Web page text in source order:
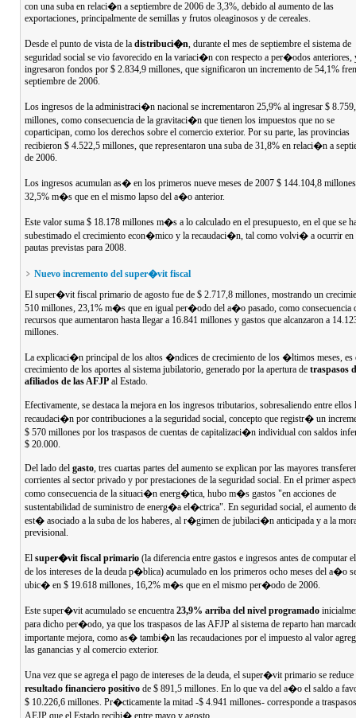
con una suba en relaci�n a septiembre de 2006 de 3,3%, debido al aumento de las
exportaciones, principalmente de semillas y frutos oleaginosos y de cereales.
Desde el punto de vista de la distribuci�n, durante el mes de septiembre el sistema de
seguridad social se vio favorecido en la variaci�n con respecto a per�odos anteriores,
ingresaron fondos por $ 2.834,9 millones, que significaron un incremento de 54,1%
septiembre de 2006.
Los ingresos de la administraci�n nacional se incrementaron 25,9% al ingresar $
millones, como consecuencia de la gravitaci�n que tienen los impuestos que no se
coparticipan, como los derechos sobre el comercio exterior. Por su parte, las provincias
recibieron $ 4.522,5 millones, que representaron una suba de 31,8% en relaci�n a
de 2006.
Los ingresos acumulan as� en los primeros nueve meses de 2007 $ 144.104,8
32,5% m�s que en el mismo lapso del a�o anterior.
Este valor suma $ 18.178 millones m�s a lo calculado en el presupuesto, en el que se
subestimado el crecimiento econ�mico y la recaudaci�n, tal como volvi� a ocurrir en
pautas previstas para 2008.
Nuevo incremento del super�vit fiscal
El super�vit fiscal primario de agosto fue de $ 2.717,8 millones, mostrando un
510 millones, 23,1% m�s que en igual per�odo del a�o pasado, como consecuencia
recursos que aumentaron hasta llegar a 16.841 millones y gastos que alcanzaron a
millones.
La explicaci�n principal de los altos �ndices de crecimiento de los �ltimos meses, es
crecimiento de los aportes al sistema jubilatorio, generado por la apertura de traspasos
afiliados de las AFJP al Estado.
Efectivamente, se destaca la mejora en los ingresos tributarios, sobresaliendo entre ellos
recaudaci�n por contribuciones a la seguridad social, concepto que registr� un
$ 570 millones por los traspasos de cuentas de capitalizaci�n individual con saldos
$ 20.000.
Del lado del gasto, tres cuartas partes del aumento se explican por las mayores
corrientes al sector privado y por prestaciones de la seguridad social. En el primer
como consecuencia de la situaci�n energ�tica, hubo m�s gastos "en acciones de
sustentabilidad de suministro de energ�a el�ctrica". En seguridad social, el aumento
est� asociado a la suba de los haberes, al r�gimen de jubilaci�n anticipada y a la
previsional.
El super�vit fiscal primario (la diferencia entre gastos e ingresos antes de computar
de los intereses de la deuda p�blica) acumulado en los primeros ocho meses del a�o
ubic� en $ 19.618 millones, 16,2% m�s que en el mismo per�odo de 2006.
Este super�vit acumulado se encuentra 23,9% arriba del nivel programado
para dicho per�odo, ya que los traspasos de las AFJP al sistema de reparto han
importante mejora, como as� tambi�n las recaudaciones por el impuesto al valor
las ganancias y al comercio exterior.
Una vez que se agrega el pago de intereses de la deuda, el super�vit primario se reduce
resultado financiero positivo de $ 891,5 millones. En lo que va del a�o el saldo a
$ 10.226,6 millones. Pr�cticamente la mitad -$ 4.941 millones- corresponde a
AFJP que el Estado recibi� entre mayo y agosto.